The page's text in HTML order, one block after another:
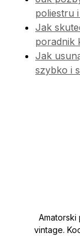
poliestru
Jak
poradnik
Jak
szybko i
Amatorski
vintage.